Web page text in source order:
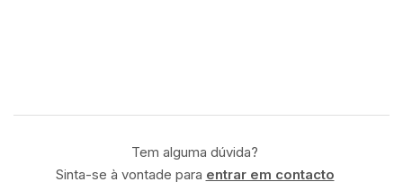
Tem alguma dúvida?
Sinta-se à vontade para entrar em contacto